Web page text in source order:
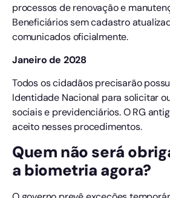
processos de renovação e
Beneficiários sem cadastro
comunicados oficialmente.
Janeiro de 2028
Todos os cidadãos precisarão
Identidade Nacional para solicitar
sociais e previdenciários. O RG
aceito nesses procedimentos.
Quem não será
a biometria agora?